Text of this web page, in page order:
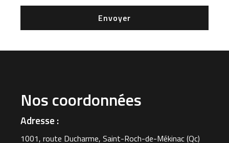
Envoyer
Nos coordonnées
Adresse :
1001, route Ducharme, Saint-Roch-de-Mékinac (Qc)